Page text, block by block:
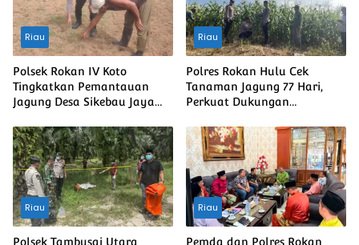
Riau
Polsek Rokan IV Koto
Tingkatkan Pemantauan
Jagung Desa Sikebau Jaya
Ketahanan Pangan
Nasional
Riau
Polres Rokan Hulu Cek
Tanaman Jagung 77 Hari,
Perkuat Dukungan
Riau
Polsek Tambusai Utara
Riau
Pemda dan Polres Rokan